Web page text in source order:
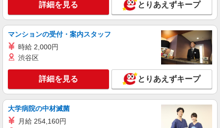
詳細を見る とりあえずキープ
マンションの受付・案内スタッフ
時給 2,000円
渋谷区
詳細を見る とりあえずキープ
大学病院の中材滅菌
月給 254,160円